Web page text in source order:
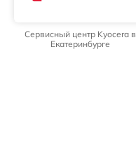
Сервисный центр Kyocera в
Екатеринбурге